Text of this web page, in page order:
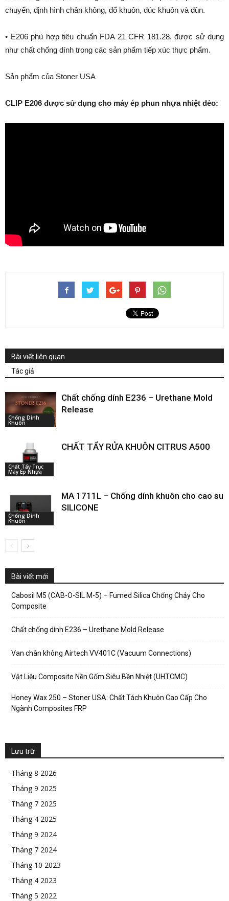
chuyển, định hình chân không, đổ khuôn, đúc khuôn và đùn.
• E206 phù hợp tiêu chuẩn FDA 21 CFR 181.28. được sử dụng
như chất chống dính trong các sản phẩm tiếp xúc thực phẩm.
Sản phẩm của Stoner USA
CLIP E206 được sử dụng cho máy ép phun nhựa nhiệt dẻo:
Bài viết liên quan
Tác giả
Chống Dính
Khuôn
Chất chống dính E236 – Urethane Mold
Release
Chất Tẩy Trục
Máy Ép Nhựa
CHẤT TẨY RỬA KHUÔN CITRUS A500
Chống Dính
Khuôn
MA 1711L – Chống dính khuôn cho cao su
SILICONE
Bài viết mới
Cabosil M5 (CAB-O-SIL M-5) – Fumed Silica Chống Chảy Cho
Composite
Chất chống dính E236 – Urethane Mold Release
Van chân không Airtech VV401C (Vacuum Connections)
Vật Liệu Composite Nền Gốm Siêu Bền Nhiệt (UHTCMC)
Honey Wax 250 – Stoner USA: Chất Tách Khuôn Cao Cấp Cho
Ngành Composites FRP
Lưu trữ
Tháng 8 2026
Tháng 9 2025
Tháng 7 2025
Tháng 4 2025
Tháng 9 2024
Tháng 7 2024
Tháng 10 2023
Tháng 4 2023
Tháng 5 2022